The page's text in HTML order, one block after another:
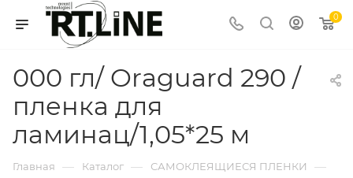
0
000 гл/ Oraguard 290 /
пленка для
ламинац/1,05*25 м
Главная — Каталог — САМОКЛЕЯЩИЕСЯ ПЛЕНКИ —